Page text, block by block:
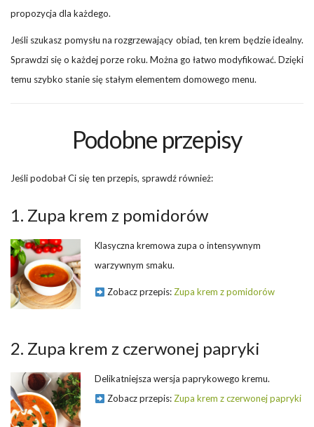
propozycja dla każdego.
Jeśli szukasz pomysłu na rozgrzewający obiad, ten krem będzie idealny.
Sprawdzi się o każdej porze roku. Można go łatwo modyfikować. Dzięki
temu szybko stanie się stałym elementem domowego menu.
Podobne przepisy
Jeśli podobał Ci się ten przepis, sprawdź również:
1. Zupa krem z pomidorów
Klasyczna kremowa zupa o intensywnym
warzywnym smaku.
Zobacz przepis:Zupa krem z pomidorów
2. Zupa krem z czerwonej papryki
Delikatniejsza wersja paprykowego kremu.
Zobacz przepis:Zupa krem z czerwonej papryki